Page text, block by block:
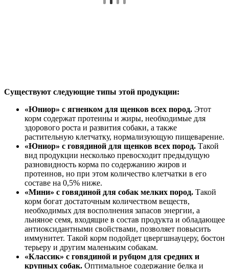
Существуют следующие типы этой продукции:
«Юниор» с ягненком для щенков всех пород. Этот
корм содержат протеины и жиры, необходимые для
здорового роста и развития собаки, а также
растительную клетчатку, нормализующую пищеварение.
«Юниор» с говядиной для щенков всех пород. Такой
вид продукции несколько превосходит предыдущую
разновидность корма по содержанию жиров и
протеинов, но при этом количество клетчатки в его
составе на 0,5% ниже.
«Мини» с говядиной для собак мелких пород. Такой
корм богат достаточным количеством веществ,
необходимых для восполнения запасов энергии, а
льняное семя, входящие в состав продукта и обладающее
антиоксидантными свойствами, позволяет повысить
иммунитет. Такой корм подойдет цвергшнауцеру, бостон
терьеру и другим маленьким собакам.
«Классик» с говядиной и рубцом для средних и
крупных собак. Оптимальное содержание белка и